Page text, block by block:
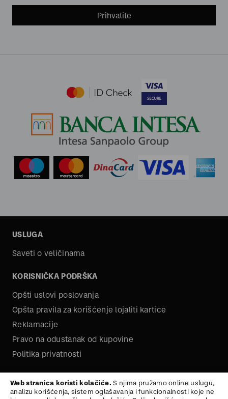
Prihvatite
USLUGA
Saveti o veličinama
KORISNIČKA PODRŠKA
Opšti uslovi poslovanja
Opšta pravila za korišćenje lojaliti kartice
Reklamacije
Pravo na odustanak od kupovine
Politika privatnosti
Kariera
Web stranica koristi kolačiće. S njima pružamo online uslugu,
analizu korišćenja, sistem oglašavanja i funkcionalnosti koje ne